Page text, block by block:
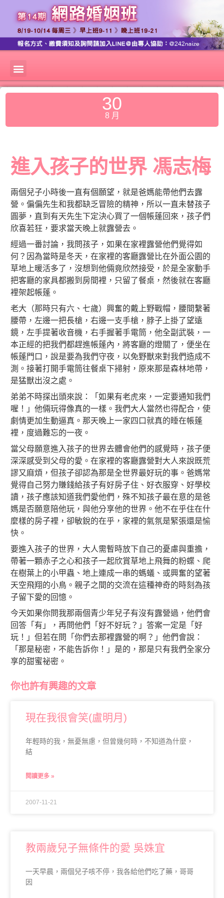
30
8 月
進入孩子的世界 馮志梅
兩個兒子小時後一直有個願望，就是爸媽能帶他們去露
營。偏偏先生和我都缺乏冒險的精神，所以一直未替孩子
圓夢，直到有天先生下定決心買了一個帳蓬回來，孩子們
欣喜若狂，要求當天晚上就露營去。
經過一番討論，我問孩子，如果在家裡露營他們覺得如
何？因為當時是冬天，在家裡的客廳露營比在外面公園的
草地上暖活多了，沒想到他倆竟欣然接受，於是全家動手
把客廳的家具都搬到房間裡，只留了餐桌，然後就在客廳
裡架起帳蓬。
老大（那時只有六、七歲）興奮的戴上野戰帽，腰間繫著
腰帶，左邊一把長槍，右邊一支手槍，脖子上掛了望遠
鏡，左手提著收音機，右手握著手電筒，他全副武裝，一
本正經的把我們都趕進帳蓬內，將客廳的燈關了，便坐在
帳蓬門口，說是要為我們守夜，以免野獸來對我們造成不
測。接著打開手電筒往餐桌下掃射，原來那是森林地帶，
是猛獸出沒之處。
弟弟不時探出頭來說：「如果有老虎來，一定要通知我們
喔！」他倆玩得像真的一樣。我們大人當然也得配合，使
劇情更加生動逼真。那天晚上一家四口就真的睡在帳蓬
裡，度過難忘的一夜。
當父母願意進入孩子的世界去體會他們的感覺時，孩子便
深深感受到父母的愛。在家裡的客廳露營對大人來說既荒
謬又麻煩，但孩子卻認為那是全世界最好玩的事。爸媽常
覺得自己努力賺錢給孩子有好房子住、好衣服穿、好學校
讀，孩子應該知道我們愛他們，殊不知孩子最在意的是爸
媽是否願意陪他玩，與他分享他的世界。他不在乎住在什
麼樣的房子裡，卻敏銳的在乎，家裡的氣氛是緊張還是愉
快。
要進入孩子的世界，大人需暫時放下自己的憂慮與重擔，
帶著一顆赤子之心和孩子一起欣賞草地上飛舞的粉蝶、爬
在樹葉上的小甲蟲、地上連成一串的螞蟻、或興奮的望著
天空飛翔的小鳥。親子之間的交流在這種神奇的時刻為孩
子留下愛的回憶。
今天如果你問我那兩個青少年兒子有沒有露營過，他們會
回答「有」，再問他們「好不好玩？」答案一定是「好
玩！」但若在問「你們去那裡露營的啊？」他們會說：
「那是秘密，不能告訴你！」是的，那是只有我們全家分
享的甜蜜祕密。
你也許有興趣的文章
現在我很會笑(盧明月)
年輕時的我，無憂無慮，但曾幾何時，不知道為什麼，
結
閱讀更多 »
2007-11-21
教兩歲兒子無條件的愛 吳姝宜
一天早晨，兩個兒子咳不停，我各給他們吃了藥，哥哥
因